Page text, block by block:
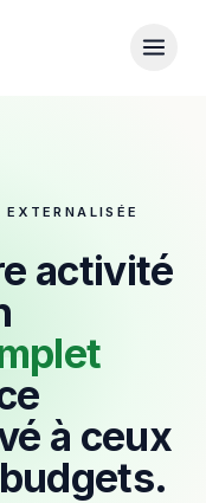
activité
à ceux